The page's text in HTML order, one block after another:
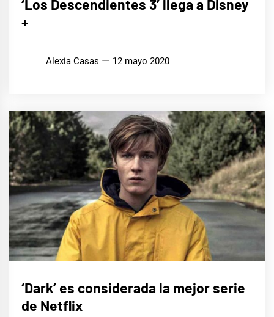
SERIES
Y TV
‘Los Descendientes 3’ llega a Disney
+
Alexia Casas 12 mayo 2020
SERIES
Y TV
‘Dark’ es considerada la mejor serie
de Netflix